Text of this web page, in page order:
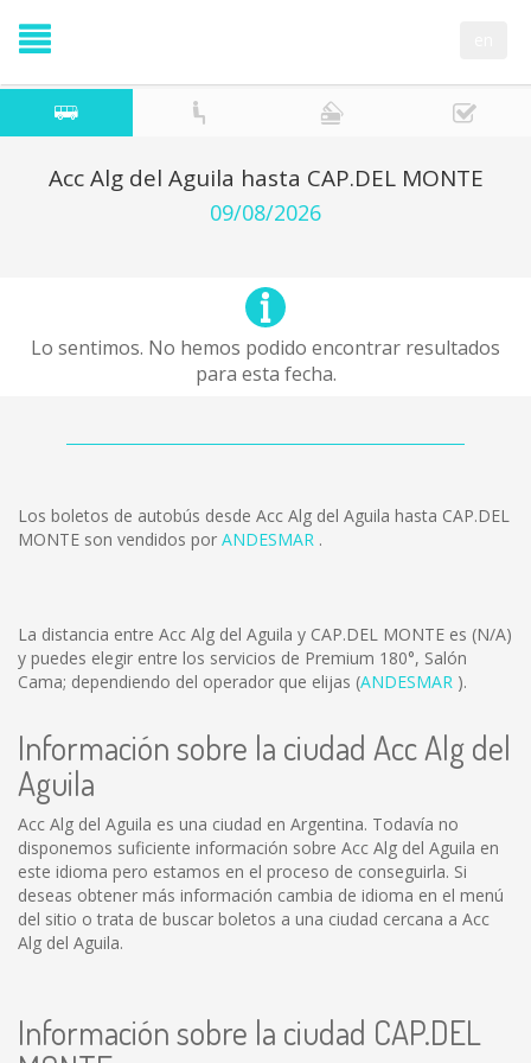
Acc Alg del Aguila hasta CAP.DEL MONTE
09/08/2026
Lo sentimos. No hemos podido encontrar resultados
para esta fecha.
Los boletos de autobús desde Acc Alg del Aguila hasta CAP.DEL
MONTE son vendidos por ANDESMAR .
La distancia entre Acc Alg del Aguila y CAP.DEL MONTE es (N/A)
y puedes elegir entre los servicios de Premium 180°, Salón
Cama; dependiendo del operador que elijas (ANDESMAR ).
Información sobre la ciudad Acc Alg del
Aguila
Acc Alg del Aguila es una ciudad en Argentina. Todavía no
disponemos suficiente información sobre Acc Alg del Aguila en
este idioma pero estamos en el proceso de conseguirla. Si
deseas obtener más información cambia de idioma en el menú
del sitio o trata de buscar boletos a una ciudad cercana a Acc
Alg del Aguila.
Información sobre la ciudad CAP.DEL